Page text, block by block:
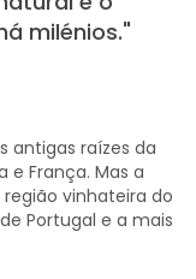
milénios."
antigas raízes da
e França. Mas a
vinhateira do
Portugal e a mais